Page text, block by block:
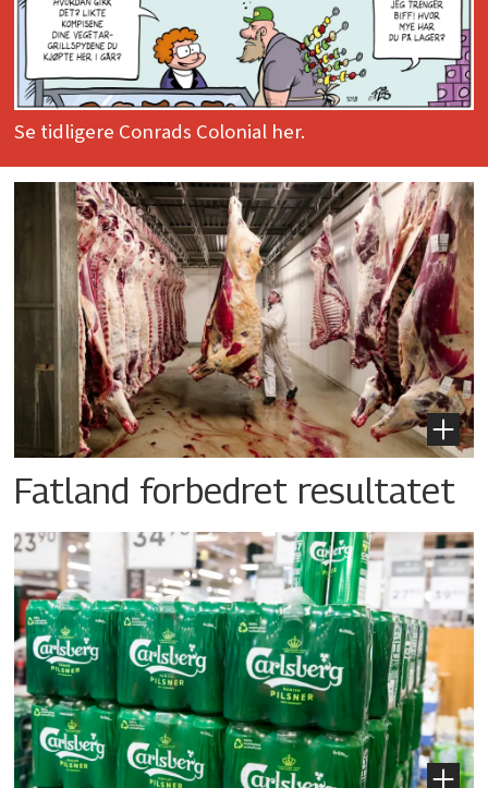
Se tidligere Conrads Colonial her.
Fatland forbedret resultatet